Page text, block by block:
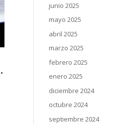
junio 2025
mayo 2025
abril 2025
marzo 2025
febrero 2025
enero 2025
diciembre 2024
octubre 2024
septiembre 2024